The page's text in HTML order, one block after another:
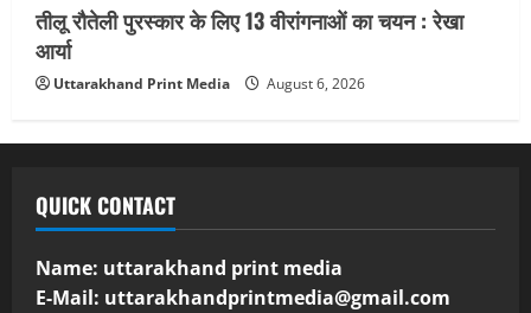
तीलू रौतेली पुरस्कार के लिए 13 वीरांगनाओं का चयन : रेखा
आर्या
Uttarakhand Print Media August 6, 2026
QUICK CONTACT
Name: uttarakhand print media
E-Mail: uttarakhandprintmedia@gmail.com